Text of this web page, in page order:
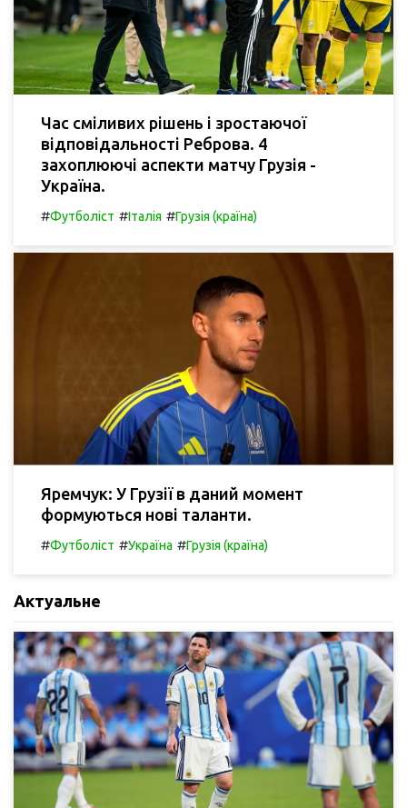
Час сміливих рішень і зростаючої
відповідальності Реброва. 4
захоплюючі аспекти матчу Грузія -
Україна.
#Футболіст #Італія #Грузія (країна)
Яремчук: У Грузії в даний момент
формуються нові таланти.
#Футболіст #Україна #Грузія (країна)
Актуальне